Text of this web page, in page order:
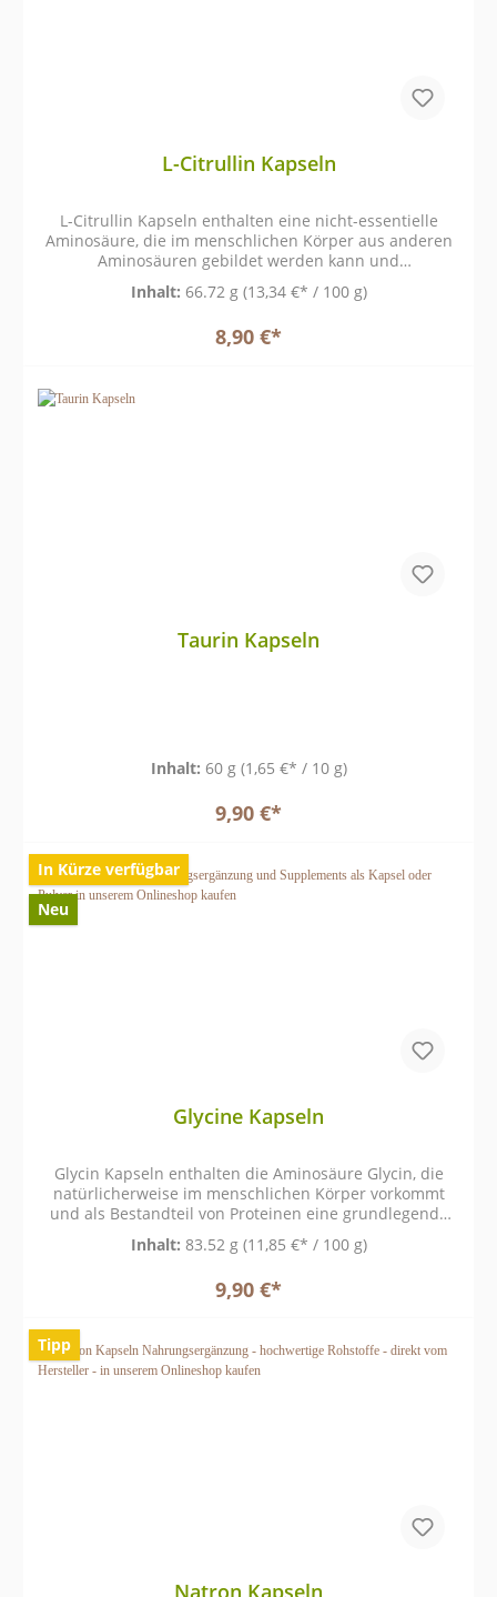
L-Citrullin Kapseln
L-Citrullin Kapseln enthalten eine nicht-essentielle
Aminosäure, die im menschlichen Körper aus anderen
Aminosäuren gebildet werden kann und
natürlicherweise im Stoffwechsel vorkommt.
Inhalt: 66.72 g (13,34 €* / 100 g)
8,90 €*
Taurin Kapseln
Inhalt: 60 g (1,65 €* / 10 g)
9,90 €*
In Kürze verfügbar
Neu
Glycine Kapseln
Glycin Kapseln enthalten die Aminosäure Glycin, die
natürlicherweise im menschlichen Körper vorkommt
und als Bestandteil von Proteinen eine grundlegende
Inhalt: 83.52 g (11,85 €* / 100 g)
9,90 €*
Tipp